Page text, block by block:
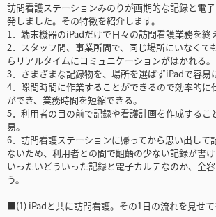
訪問看護ステーションみのりが画期的な記録と電
発しました。その特徴を紹介します。
1．端末機器のiPadだけで日々の訪問看護業務を終
2．スタッフ間、事業所間で、同じ場所にいなくて
らリアルタイムにコミュニケーションがはかれる。
3．さまざまな記録物を、場所を選ばずiPadで容易
4．隙間時間に作業することができるので効率的に
ができ、業務時間を短縮できる。
5．利用者の目の前で記録や看護計画を作成するこ
易。
6．訪問看護ステーションに帰ってから思い出して
ないため、利用者との間で齟齬の少ない記録が書け
いったいどういった記録と電子カルテなのか、全
う。
■(1) iPadと共に訪問看護。その1日の流れを見せて